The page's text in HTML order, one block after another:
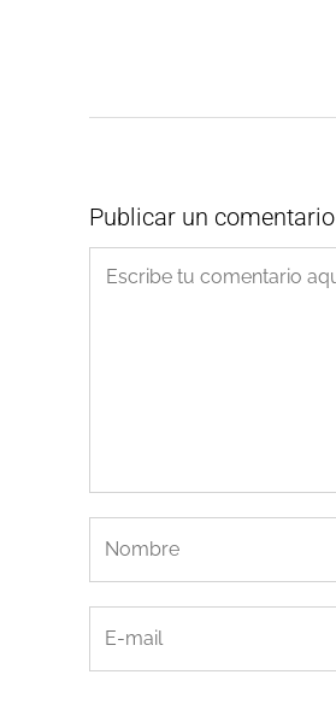
Publicar un comentario